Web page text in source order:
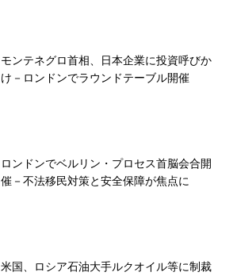
モンテネグロ首相、日本企業に投資呼びか
け－ロンドンでラウンドテーブル開催
ロンドンでベルリン・プロセス首脳会合開
催－不法移民対策と安全保障が焦点に
米国、ロシア石油大手ルクオイル等に制裁